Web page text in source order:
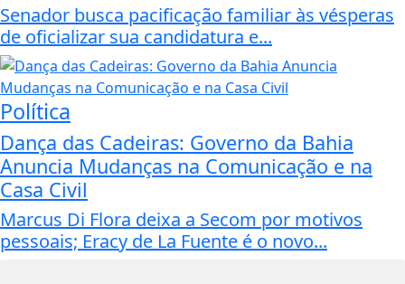
Senador busca pacificação familiar às vésperas
de oficializar sua candidatura e...
Política
Dança das Cadeiras: Governo da Bahia
Anuncia Mudanças na Comunicação e na
Casa Civil
Marcus Di Flora deixa a Secom por motivos
pessoais; Eracy de La Fuente é o novo...